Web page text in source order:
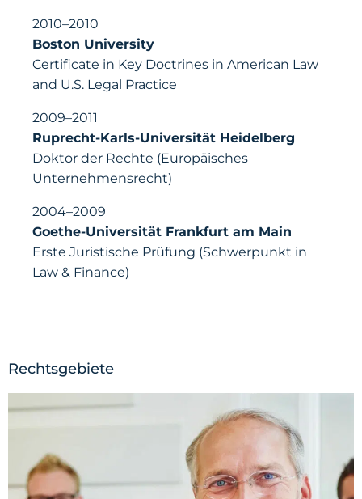
2010–2010
Boston University
Certificate in Key Doctrines in American Law
and U.S. Legal Practice
2009–2011
Ruprecht-Karls-Universität Heidelberg
Doktor der Rechte (Europäisches
Unternehmensrecht)
2004–2009
Goethe-Universität Frankfurt am Main
Erste Juristische Prüfung (Schwerpunkt in
Law & Finance)
Rechtsgebiete